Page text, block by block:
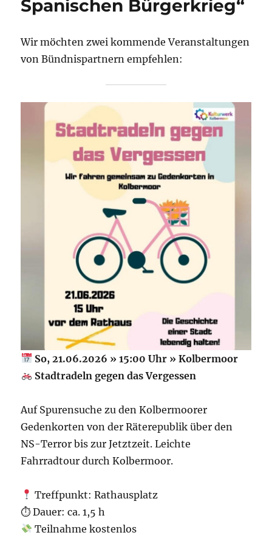
Spanischen Bürgerkrieg“
Wir möchten zwei kommende Veranstaltungen
von Bündnispartnern empfehlen:
So, 21.06.2026 » 15:00 Uhr » Kolbermoor
Stadtradeln gegen das Vergessen
Auf Spurensuche zu den Kolbermoorer
Gedenkorten von der Räterepublik über den
NS-Terror bis zur Jetztzeit. Leichte
Fahrradtour durch Kolbermoor.
Treffpunkt: Rathausplatz
⏱ Dauer: ca. 1,5 h
Teilnahme kostenlos